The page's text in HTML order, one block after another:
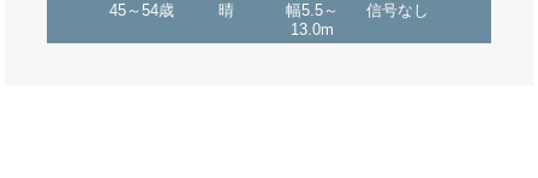
45～54歳 晴
幅5.5～
13.0m
信号なし